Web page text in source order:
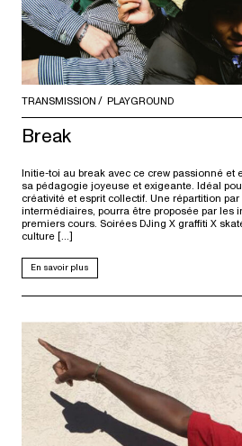
TRANSMISSION PLAYGROUND
Break
Initie-toi au break avec ce crew passionné et
sa pédagogie joyeuse et exigeante. Idéal
créativité et esprit collectif. Une répartition
intermédiaires, pourra être proposée par les
premiers cours. Soirées DJing X graffiti X
culture […]
En savoir plus